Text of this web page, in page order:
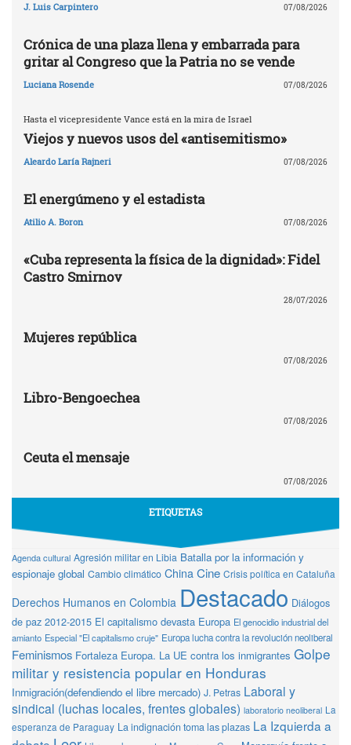
J. Luis Carpintero 07/08/2026
Crónica de una plaza llena y embarrada para
gritar al Congreso que la Patria no se vende
Luciana Rosende 07/08/2026
Hasta el vicepresidente Vance está en la mira de Israel
Viejos y nuevos usos del «antisemitismo»
Aleardo Laría Rajneri 07/08/2026
El energúmeno y el estadista
Atilio A. Boron 07/08/2026
«Cuba representa la física de la dignidad»: Fidel
Castro Smirnov
28/07/2026
Mujeres república
07/08/2026
Libro-Bengoechea
07/08/2026
Ceuta el mensaje
07/08/2026
ETIQUETAS
Agenda cultural Agresión militar en Libia Batalla por la información y
espionaje global Cambio climático China Cine Crisis política en Cataluña
Derechos Humanos en Colombia Destacado Diálogos
de paz 2012-2015 El capitalismo devasta Europa El genocidio industrial del
amianto Especial "El capitalismo cruje" Europa lucha contra la revolución neoliberal
Feminismos Fortaleza Europa. La UE contra los inmigrantes Golpe
militar y resistencia popular en Honduras
Inmigración(defendiendo el libre mercado) J. Petras Laboral y
sindical (luchas locales, frentes globales) laboratorio neoliberal La
esperanza de Paraguay La indignación toma las plazas La Izquierda a